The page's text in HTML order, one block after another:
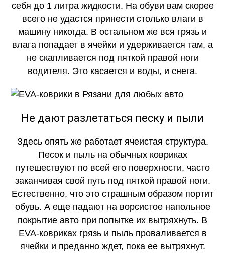
себя до 1 литра жидкости. На обуви вам скорее
всего не удастся принести столько влаги в
машину никогда. В остальном же вся грязь и
влага попадает в ячейки и удерживается там, а
не скапливается под пяткой правой ноги
водителя. Это касается и воды, и снега.
Не дают разлетаться песку и пыли
Здесь опять же работает ячеистая структура.
Песок и пыль на обычных ковриках
путешествуют по всей его поверхности, часто
заканчивая свой путь под пяткой правой ноги.
Естественно, что это страшным образом портит
обувь. А еще падают на ворсистое напольное
покрытие авто при попытке их вытряхнуть. В
EVA-ковриках грязь и пыль проваливается в
ячейки и преданно ждет, пока ее вытряхнут.